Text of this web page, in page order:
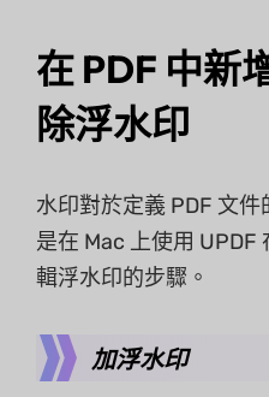
在 PDF 中新
除浮水印
水印對於定義 PDF 文
是在 Mac 上使用 UPDF
輯浮水印的步驟。
加浮水印